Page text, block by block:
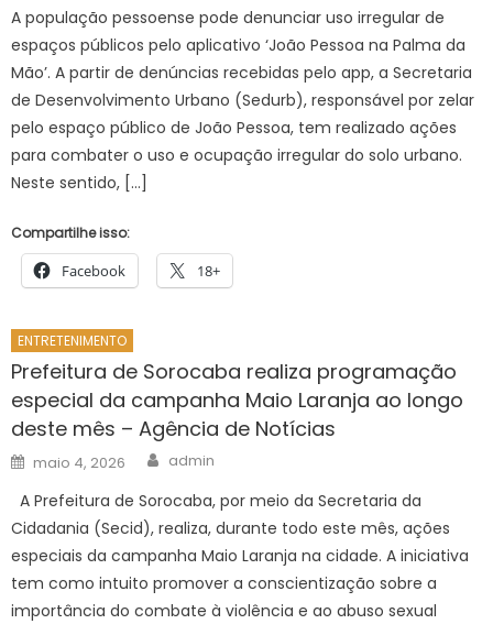
A população pessoense pode denunciar uso irregular de
espaços públicos pelo aplicativo ‘João Pessoa na Palma da
Mão’. A partir de denúncias recebidas pelo app, a Secretaria
de Desenvolvimento Urbano (Sedurb), responsável por zelar
pelo espaço público de João Pessoa, tem realizado ações
para combater o uso e ocupação irregular do solo urbano.
Neste sentido, […]
Compartilhe isso:
Facebook 18+
ENTRETENIMENTO
Prefeitura de Sorocaba realiza programação
especial da campanha Maio Laranja ao longo
deste mês – Agência de Notícias
Posted
on
maio 4, 2026 Author
admin
A Prefeitura de Sorocaba, por meio da Secretaria da
Cidadania (Secid), realiza, durante todo este mês, ações
especiais da campanha Maio Laranja na cidade. A iniciativa
tem como intuito promover a conscientização sobre a
importância do combate à violência e ao abuso sexual